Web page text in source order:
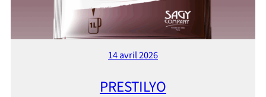
14 avril 2026
PRESTILYO